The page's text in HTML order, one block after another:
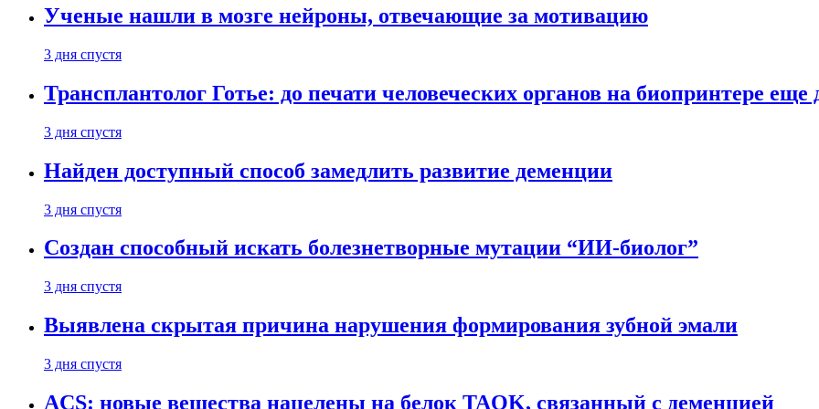
Ученые нашли в мозге нейроны, отвечающие за мотивацию
3 дня спустя
Трансплантолог Готье: до печати человеческих органов на биопринтере еще
3 дня спустя
Найден доступный способ замедлить развитие деменции
3 дня спустя
Создан способный искать болезнетворные мутации “ИИ-биолог”
3 дня спустя
Выявлена скрытая причина нарушения формирования зубной эмали
3 дня спустя
ACS: новые вещества нацелены на белок TAOK, связанный с деменцией